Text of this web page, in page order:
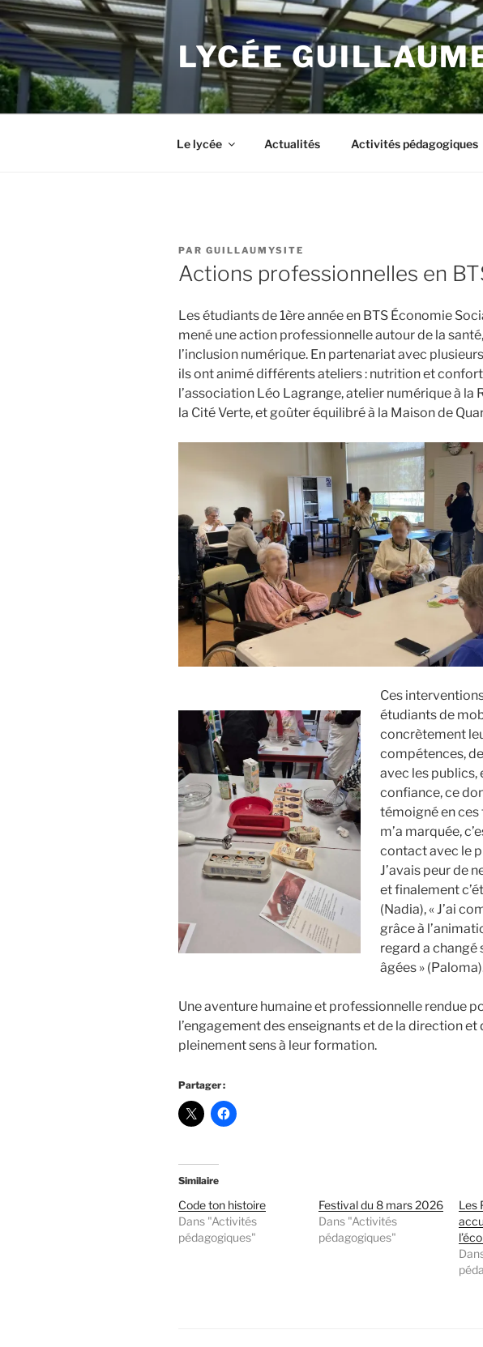
Aller
au
contenu
principal
LYCÉE
Le lycée Actualités Activités pédagogiques
PUBLIÉ
LE
PAR GUILLAUMYSITE
Actions professionnelles en
Les étudiants de 1ère année en BTS Économie
mené une action professionnelle autour de la
l’inclusion numérique. En partenariat avec
ils ont animé différents ateliers : nutrition et
l’association Léo Lagrange, atelier numérique à la
la Cité Verte, et goûter équilibré à la Maison de
Ces
étudiants de
concrètement
compétences,
avec les publics,
confiance, ce
témoigné en ces
m’a marquée,
contact avec le
J’avais peur de
et finalement
(Nadia), « J’ai
grâce à
regard a changé
âgées »
Une aventure humaine et professionnelle rendue
l’engagement des enseignants et de la direction et
pleinement sens à leur formation.
Partager :
Similaire
Code ton histoire
Dans "Activités
pédagogiques"
Festival du 8 mars 2026
Dans "Activités
pédagogiques"
Les